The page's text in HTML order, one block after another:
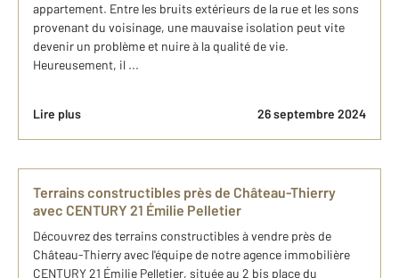
appartement. Entre les bruits extérieurs de la rue et les sons
provenant du voisinage, une mauvaise isolation peut vite
devenir un problème et nuire à la qualité de vie.
Heureusement, il ...
Lire plus 26 septembre 2024
Terrains constructibles près de Château-Thierry
avec CENTURY 21 Émilie Pelletier
Découvrez des terrains constructibles à vendre près de
Château-Thierry avec l'équipe de notre agence immobilière
CENTURY 21 Émilie Pelletier, située au 2 bis place du